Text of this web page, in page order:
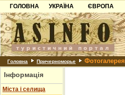
ГОЛОВНА
УКРАЇНА
Карпати
Азов
Причорноморря
Шацьк
ЄВРОПА
Чорногорія
Хорватія
Болгарія
Албанія
Головна Причерноморье Фотогалерея
Інформація
Міста і селища